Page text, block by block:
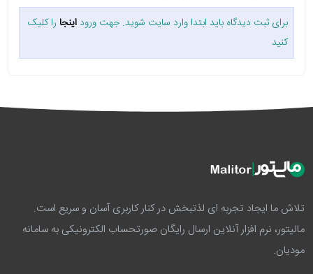
برای ثبت دیدگاه باید ابتدا وارد سایت شوید. جهت ورود اینجا را کلیک
کنید
تلاش ما ایجاد تجربه ای لذتبخش در کنار کاربری آسان و سریع است.
مالیتور، نرم افزار آنلاین ارسال رایگان صورتحساب الکترونیکی به سامانه
مودیان.